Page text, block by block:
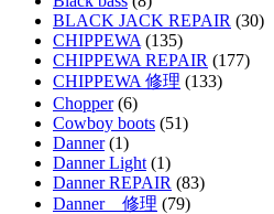
BLACK JACK REPAIR (30)
CHIPPEWA (135)
CHIPPEWA REPAIR (177)
CHIPPEWA 修理 (133)
Chopper(6)
Cowboy boots (51)
Danner(1)
Danner Light (1)
Danner REPAIR (83)
Danner 修理 (79)